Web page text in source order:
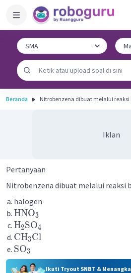
Beranda Nitrobenzena dibuat melalui reaksi
Iklan
Pertanyaan
Nitrobenzena dibuat melalui reaksi
halogen
HNO3
H2SO4
CH3Cl
SO3
Ikuti Tryout SNBT &